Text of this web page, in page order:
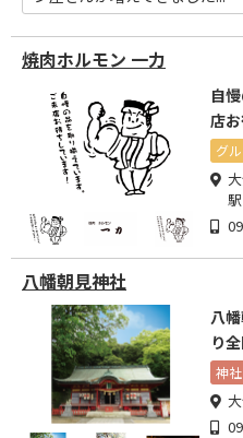
焼肉ホルモン 一力
自
店お
グ
駅
八幡朝見神社
八
り
とな
神社